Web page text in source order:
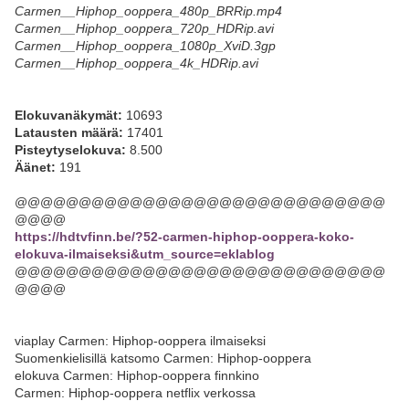
Carmen__Hiphop_ooppera_480p_BRRip.mp4
Carmen__Hiphop_ooppera_720p_HDRip.avi
Carmen__Hiphop_ooppera_1080p_XviD.3gp
Carmen__Hiphop_ooppera_4k_HDRip.avi
Elokuvanäkymät: 10693
Latausten määrä: 17401
Pisteytyselokuva: 8.500
Äänet: 191
@@@@@@@@@@@@@@@@@@@@@@@@@@@@@
@@@@
https://hdtvfinn.be/?52-carmen-hiphop-ooppera-koko-
elokuva-ilmaiseksi&utm_source=eklablog
@@@@@@@@@@@@@@@@@@@@@@@@@@@@@
@@@@
viaplay Carmen: Hiphop-ooppera ilmaiseksi
Suomenkielisillä katsomo Carmen: Hiphop-ooppera
elokuva Carmen: Hiphop-ooppera finnkino
Carmen: Hiphop-ooppera netflix verkossa